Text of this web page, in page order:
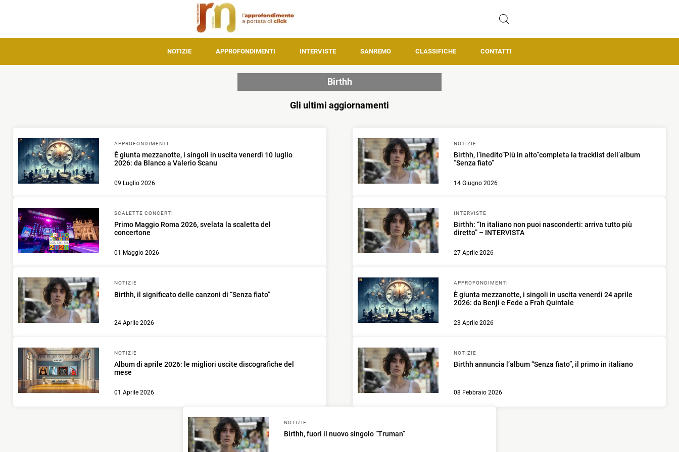
NOTIZIE APPROFONDIMENTI INTERVISTE SANREMO CLASSIFICHE CONTATTI
Birthh
Gli ultimi aggiornamenti
APPROFONDIMENTI
È giunta mezzanotte, i singoli in uscita venerdì 10 luglio
2026: da Blanco a Valerio Scanu
09 Luglio 2026
NOTIZIE
Birthh, l’inedito”Più in alto”completa la tracklist dell’album
“Senza fiato”
14 Giugno 2026
SCALETTE CONCERTI
Primo Maggio Roma 2026, svelata la scaletta del
concertone
01 Maggio 2026
INTERVISTE
Birthh: “In italiano non puoi nasconderti: arriva tutto più
diretto” – INTERVISTA
27 Aprile 2026
NOTIZIE
Birthh, il significato delle canzoni di “Senza fiato”
24 Aprile 2026
APPROFONDIMENTI
È giunta mezzanotte, i singoli in uscita venerdì 24 aprile
2026: da Benji e Fede a Frah Quintale
23 Aprile 2026
NOTIZIE
Album di aprile 2026: le migliori uscite discografiche del
mese
01 Aprile 2026
NOTIZIE
Birthh annuncia l’album “Senza fiato”, il primo in italiano
08 Febbraio 2026
NOTIZIE
Birthh, fuori il nuovo singolo “Truman”